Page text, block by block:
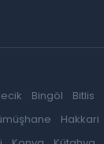
Bingöl Bitlis
Hakkari